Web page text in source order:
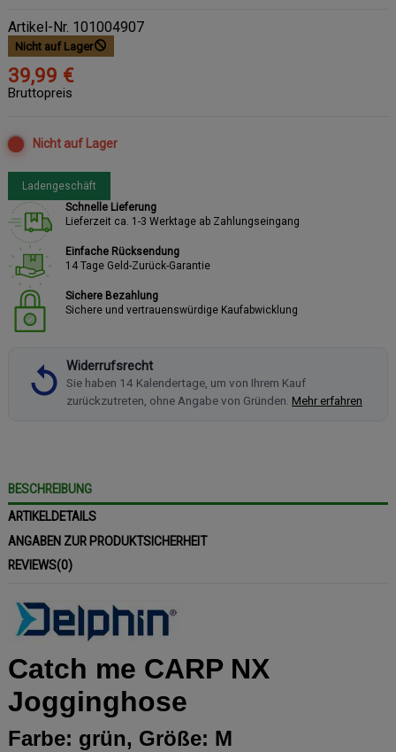
Artikel-Nr. 101004907
Nicht auf Lager
39,99 €
Bruttopreis
Nicht auf Lager
Ladengeschäft
Schnelle Lieferung
Lieferzeit ca. 1-3 Werktage ab Zahlungseingang
Einfache Rücksendung
14 Tage Geld-Zurück-Garantie
Sichere Bezahlung
Sichere und vertrauenswürdige Kaufabwicklung
Widerrufsrecht
Sie haben 14 Kalendertage, um von Ihrem Kauf
zurückzutreten, ohne Angabe von Gründen. Mehr erfahren
BESCHREIBUNG
ARTIKELDETAILS
ANGABEN ZUR PRODUKTSICHERHEIT
REVIEWS(0)
Catch me CARP NX
Jogginghose
Farbe: grün, Größe: M